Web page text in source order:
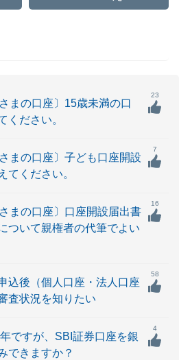
まの口座〕15歳未満の口
ください。
23
まの口座〕子ども口座開設
てください。
7
まの口座〕口座開設届出書
ついて親権者の代筆でよい
16
込後（個人口座・法人口座
査状況を知りたい
58
ですが、SBI証券口座を銀
できますか？
4